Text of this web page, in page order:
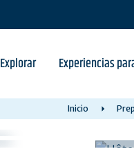
Explorar Experiencias
Inicio